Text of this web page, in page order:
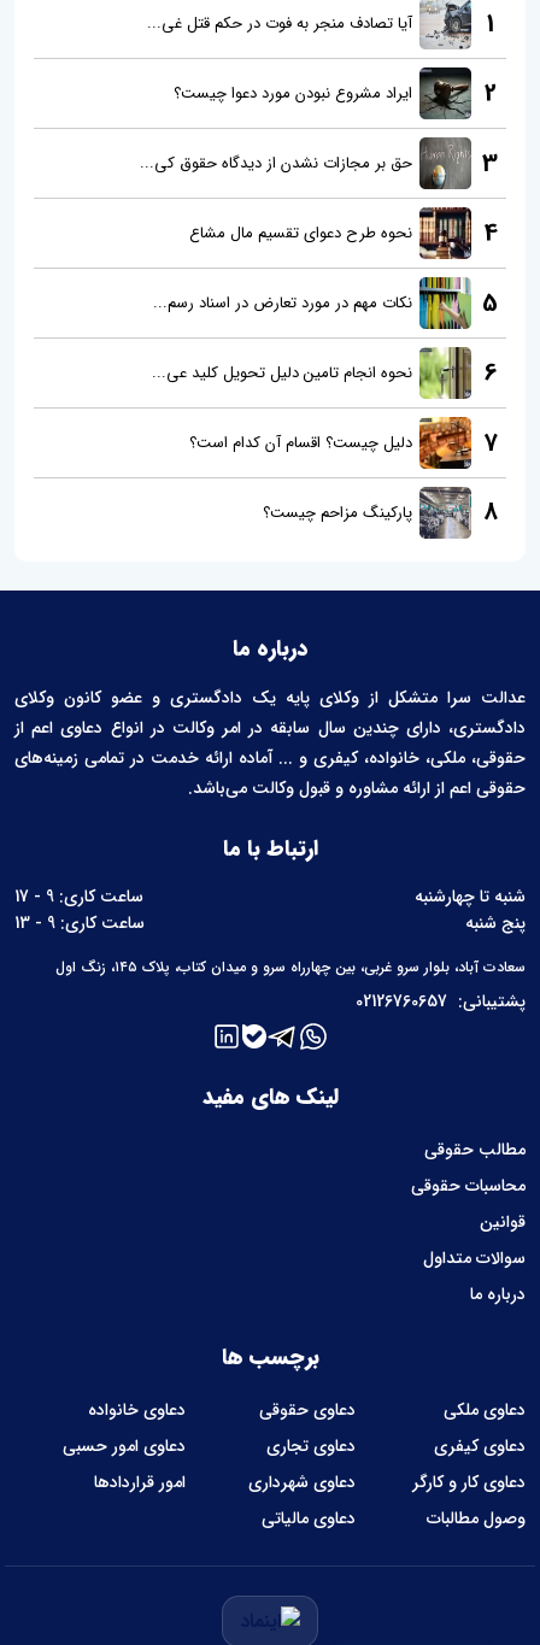
1 آیا تصادف منجر به فوت در حکم قتل غی...
2 ایراد مشروع نبودن مورد دعوا چیست؟
3 حق بر مجازات نشدن از دیدگاه حقوق کی...
4 نحوه طرح دعوای تقسیم مال مشاع
5 نکات مهم در مورد تعارض در اسناد رسم...
6 نحوه انجام تامین دلیل تحویل کلید عی...
7 دلیل چیست؟ اقسام آن کدام است؟
8 پارکینگ مزاحم چیست؟
درباره ما
عدالت سرا متشکل از وکلای پایه یک دادگستری و عضو کانون وکلای
دادگستری، دارای چندین سال سابقه در امر وکالت در انواع دعاوی اعم از
حقوقی، ملکی، خانواده، کیفری و ... آماده ارائه خدمت در تمامی زمینه‌های
حقوقی اعم از ارائه مشاوره و قبول وکالت می‌باشد.
لینک های مفید
مطالب حقوقی
محاسبات حقوقی
قوانین
سوالات متداول
درباره ما
برچسب ها
دعاوی ملکی دعاوی حقوقی
دعاوی خانواده
دعاوی کیفری
دعاوی تجاری
دعاوی امور حسبی
دعاوی کار و کارگر
دعاوی شهرداری
امور قراردادها
وصول مطالبات
دعاوی مالیاتی
ارتباط با ما
شنبه تا چهارشنبه
ساعت کاری: 9 - 17
پنج شنبه
ساعت کاری: 9 - 13
سعادت آباد، بلوار سرو غربی، بین چهارراه سرو و میدان کتاب، پلاک ۱۴۵، زنگ اول
پشتیبانی: 02126760657